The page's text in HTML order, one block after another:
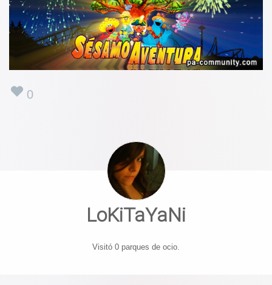
0
LoKiTaYaNi
Visitó 0 parques de ocio.